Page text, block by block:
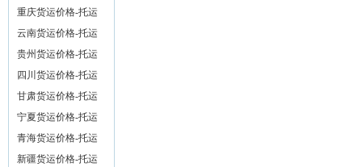
价格
重庆货运价格-托运
价格
云南货运价格-托运
价格
贵州货运价格-托运
价格
四川货运价格-托运
价格
甘肃货运价格-托运
价格
宁夏货运价格-托运
价格
青海货运价格-托运
价格
新疆货运价格-托运